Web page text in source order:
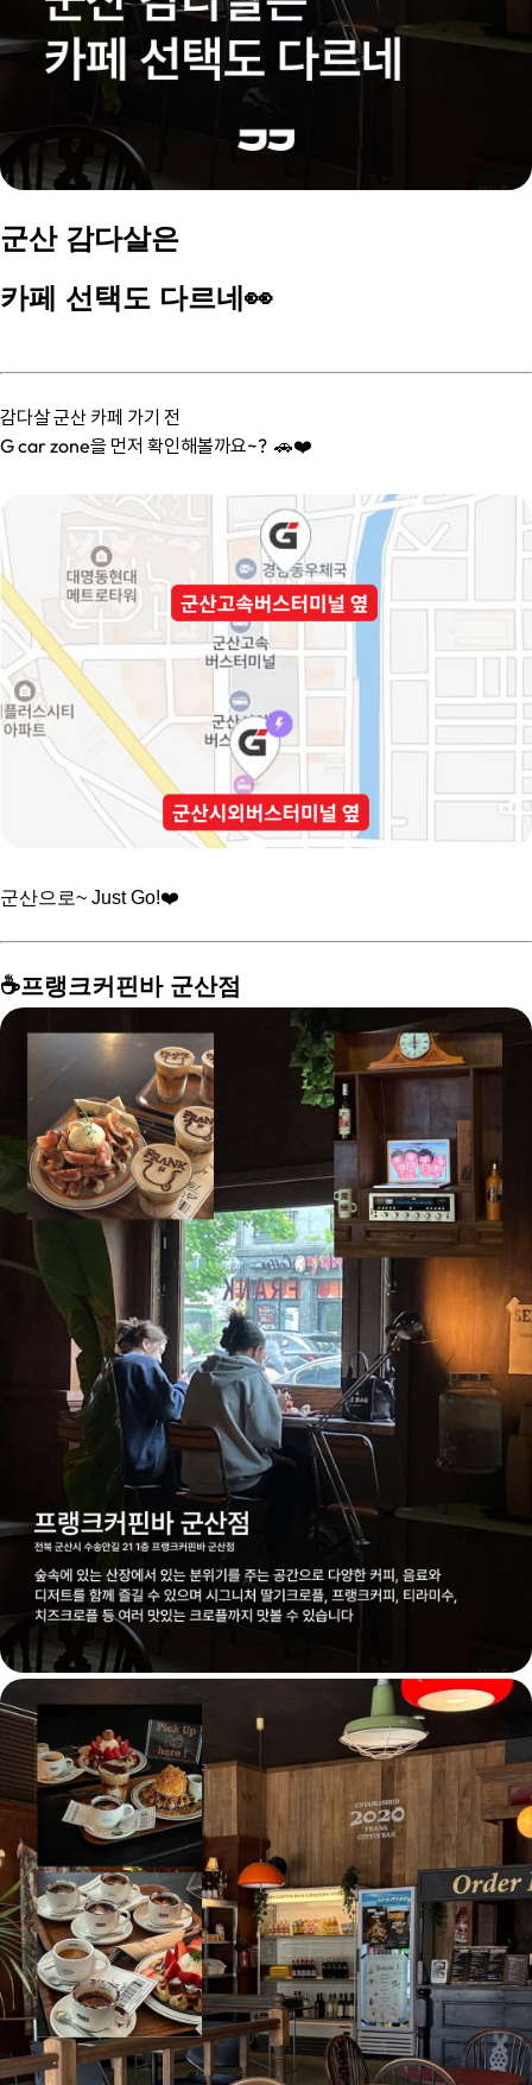
군산 감다살은
카페 선택도 다르네👀
감다살 군산 카페 가기 전
G car zone을 먼저 확인해볼까요~? 🚗❤️
군산으로~ Just Go!❤️
☕️프랭크커핀바 군산점